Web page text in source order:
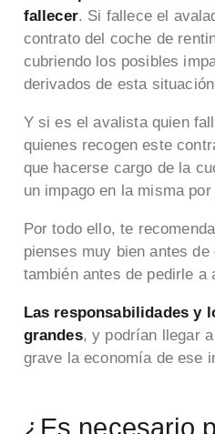
fallecer. Si fallece el
contrato del coche de
cubriendo los posibles
derivados de esta
Y si es el avalista quien
quienes recogen este
que hacerse cargo de la
un impago en la misma
Por todo ello, te
pienses muy bien antes
también antes de pedirle a
Las responsabilidades y
grandes, y podrían llegar
grave la economía de ese
¿Es necesario